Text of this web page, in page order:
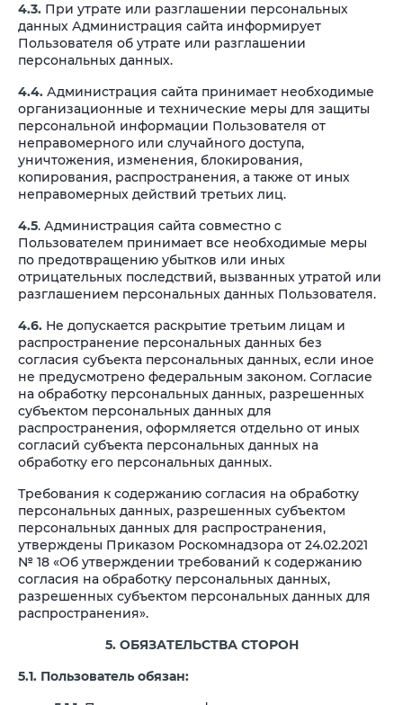
4.3. При утрате или разглашении персональных
данных Администрация сайта информирует
Пользователя об утрате или разглашении
персональных данных.
4.4. Администрация сайта принимает необходимые
организационные и технические меры для защиты
персональной информации Пользователя от
неправомерного или случайного доступа,
уничтожения, изменения, блокирования,
копирования, распространения, а также от иных
неправомерных действий третьих лиц.
4.5. Администрация сайта совместно с
Пользователем принимает все необходимые меры
по предотвращению убытков или иных
отрицательных последствий, вызванных утратой или
разглашением персональных данных Пользователя.
4.6. Не допускается раскрытие третьим лицам и
распространение персональных данных без
согласия субъекта персональных данных, если иное
не предусмотрено федеральным законом. Согласие
на обработку персональных данных, разрешенных
субъектом персональных данных для
распространения, оформляется отдельно от иных
согласий субъекта персональных данных на
обработку его персональных данных.
Требования к содержанию согласия на обработку
персональных данных, разрешенных субъектом
персональных данных для распространения,
утверждены Приказом Роскомнадзора от 24.02.2021
№ 18 «Об утверждении требований к содержанию
согласия на обработку персональных данных,
разрешенных субъектом персональных данных для
распространения».
5. ОБЯЗАТЕЛЬСТВА СТОРОН
5.1. Пользователь обязан: